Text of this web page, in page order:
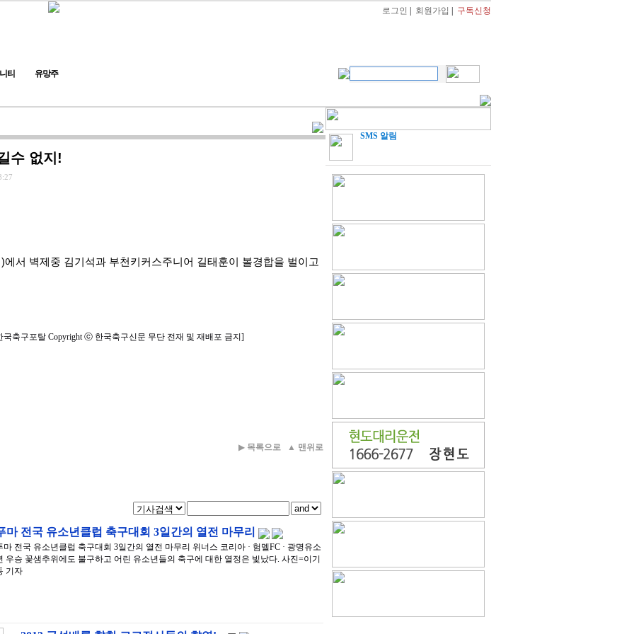
로그인 회원가입 구독신청
티 유망주
수 없지!
에서 벽제중 김기석과 부천키커스주니어 길태훈이 볼경합을 벌이고
국축구포탈 Copyright ⓒ 한국축구신문 무단 전재 및 재배포 금지]
▶ 목록으로 ▲ 맨위로
마 전국 유소년클럽 축구대회 3일간의 열전 마무리
마 전국 유소년클럽 축구대회 3일간의 열전 마무리 위너스 코리아 · 험멜FC · 광명유소
우승 꽃샘추위에도 불구하고 어린 유소년들의 축구에 대한 열정은 빛났다. 사진=이기
기자
SMS 알림